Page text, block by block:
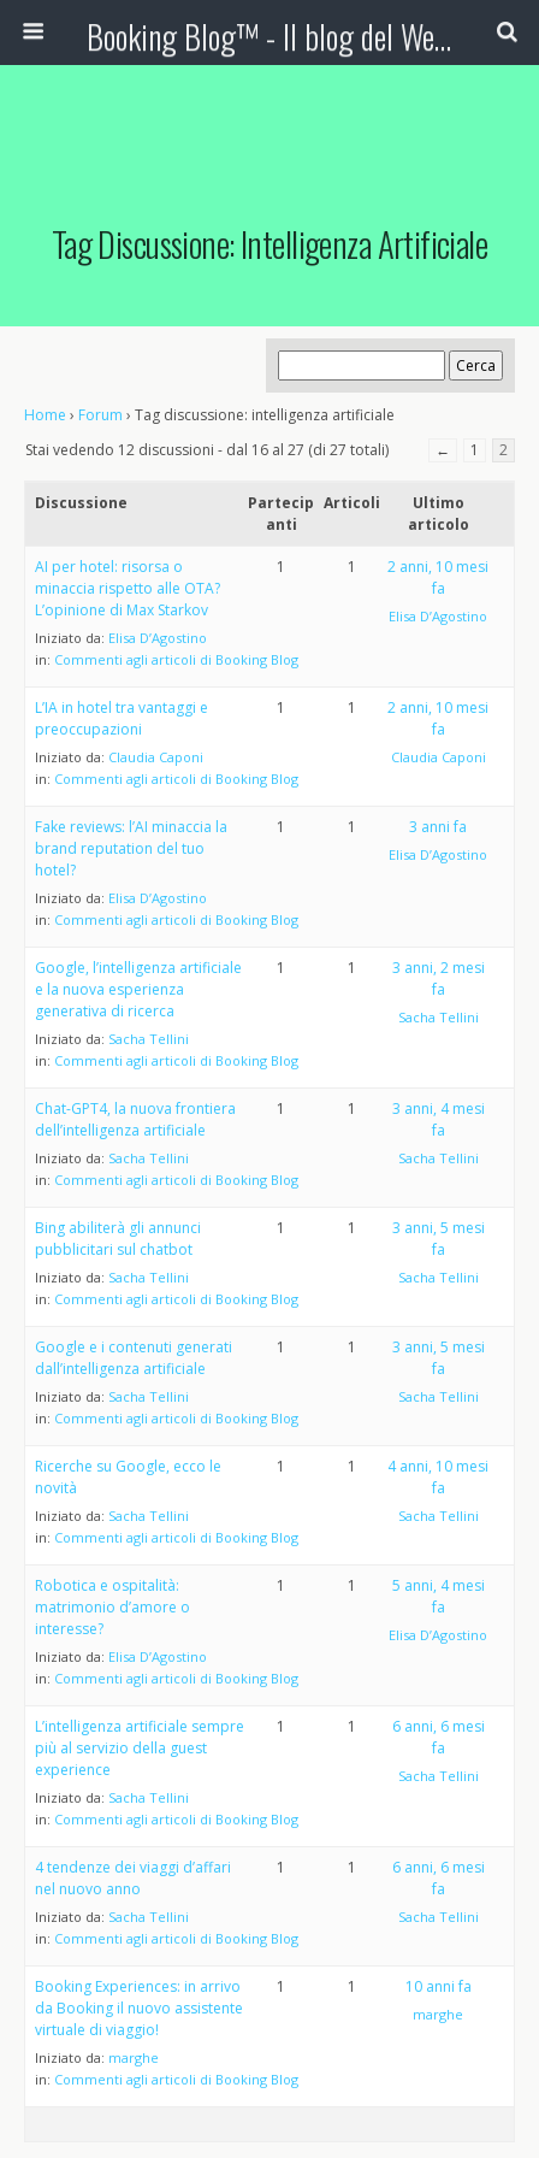
Booking Blog™ - Il blog del Web Marketing Turistico
Tag Discussione: Intelligenza Artificiale
Home › Forum › Tag discussione: intelligenza artificiale
Stai vedendo 12 discussioni - dal 16 al 27 (di 27 totali)
← 1 2
Discussione
Partecip
anti
Articoli
Ultimo
articolo
AI per hotel: risorsa o
minaccia rispetto alle OTA?
L’opinione di Max Starkov
Iniziato da: Elisa D’Agostino
in: Commenti agli articoli di Booking Blog
1 1
2 anni, 10 mesi
fa
Elisa D’Agostino
L’IA in hotel tra vantaggi e
preoccupazioni
Iniziato da: Claudia Caponi
in: Commenti agli articoli di Booking Blog
1 1
2 anni, 10 mesi
fa
Claudia Caponi
Fake reviews: l’AI minaccia la
brand reputation del tuo
hotel?
Iniziato da: Elisa D’Agostino
in: Commenti agli articoli di Booking Blog
1 1 3 anni fa
Elisa D’Agostino
Google, l’intelligenza artificiale
e la nuova esperienza
generativa di ricerca
Iniziato da: Sacha Tellini
in: Commenti agli articoli di Booking Blog
1 1
3 anni, 2 mesi
fa
Sacha Tellini
Chat-GPT4, la nuova frontiera
dell’intelligenza artificiale
Iniziato da: Sacha Tellini
in: Commenti agli articoli di Booking Blog
1 1
3 anni, 4 mesi
fa
Sacha Tellini
Bing abiliterà gli annunci
pubblicitari sul chatbot
Iniziato da: Sacha Tellini
in: Commenti agli articoli di Booking Blog
1 1
3 anni, 5 mesi
fa
Sacha Tellini
Google e i contenuti generati
dall’intelligenza artificiale
Iniziato da: Sacha Tellini
in: Commenti agli articoli di Booking Blog
1 1
3 anni, 5 mesi
fa
Sacha Tellini
Ricerche su Google, ecco le
novità
Iniziato da: Sacha Tellini
in: Commenti agli articoli di Booking Blog
1 1
4 anni, 10 mesi
fa
Sacha Tellini
Robotica e ospitalità:
matrimonio d’amore o
interesse?
Iniziato da: Elisa D’Agostino
in: Commenti agli articoli di Booking Blog
1 1
5 anni, 4 mesi
fa
Elisa D’Agostino
L’intelligenza artificiale sempre
più al servizio della guest
experience
Iniziato da: Sacha Tellini
in: Commenti agli articoli di Booking Blog
1 1
6 anni, 6 mesi
fa
Sacha Tellini
4 tendenze dei viaggi d’affari
nel nuovo anno
Iniziato da: Sacha Tellini
in: Commenti agli articoli di Booking Blog
1 1
6 anni, 6 mesi
fa
Sacha Tellini
Booking Experiences: in arrivo
da Booking il nuovo assistente
virtuale di viaggio!
Iniziato da: marghe
in: Commenti agli articoli di Booking Blog
1 1 10 anni fa
marghe